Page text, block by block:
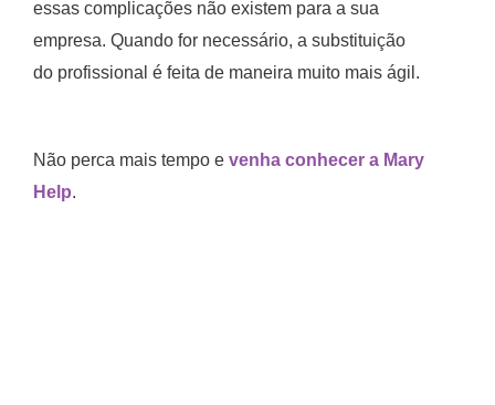
essas complicações não existem para a sua
empresa. Quando for necessário, a substituição
do profissional é feita de maneira muito mais ágil.
Não perca mais tempo e venha conhecer a Mary
Help.